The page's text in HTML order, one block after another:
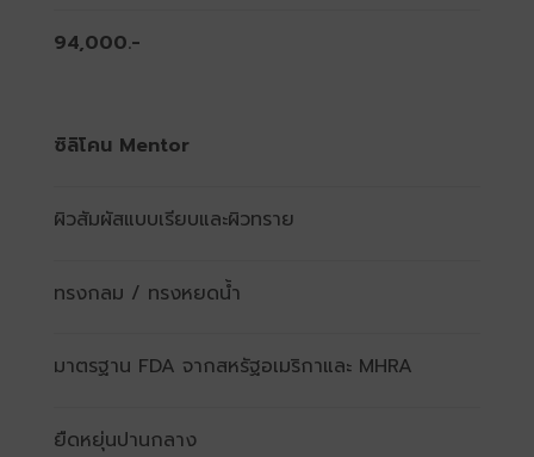
94,000.-
ซิลิโคน Mentor
ผิวสัมผัสแบบเรียบและผิวทราย
ทรงกลม / ทรงหยดน้ำ
มาตรฐาน FDA จากสหรัฐอเมริกาและ MHRA
ยืดหยุ่นปานกลาง